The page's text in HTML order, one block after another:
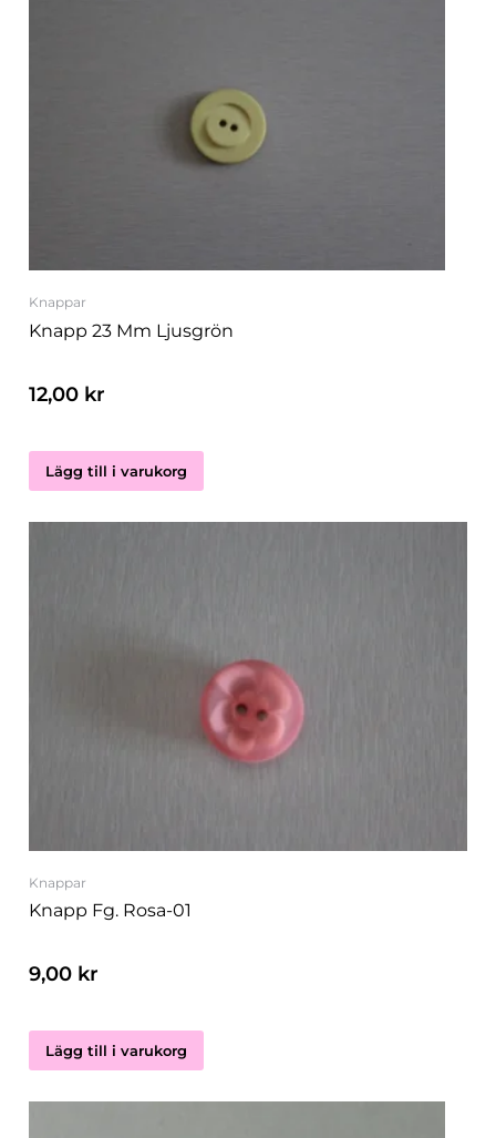
Knappar
Knapp 23 Mm Ljusgrön
12,00 kr
Lägg till i varukorg
Knappar
Knapp Fg. Rosa-01
9,00 kr
Lägg till i varukorg